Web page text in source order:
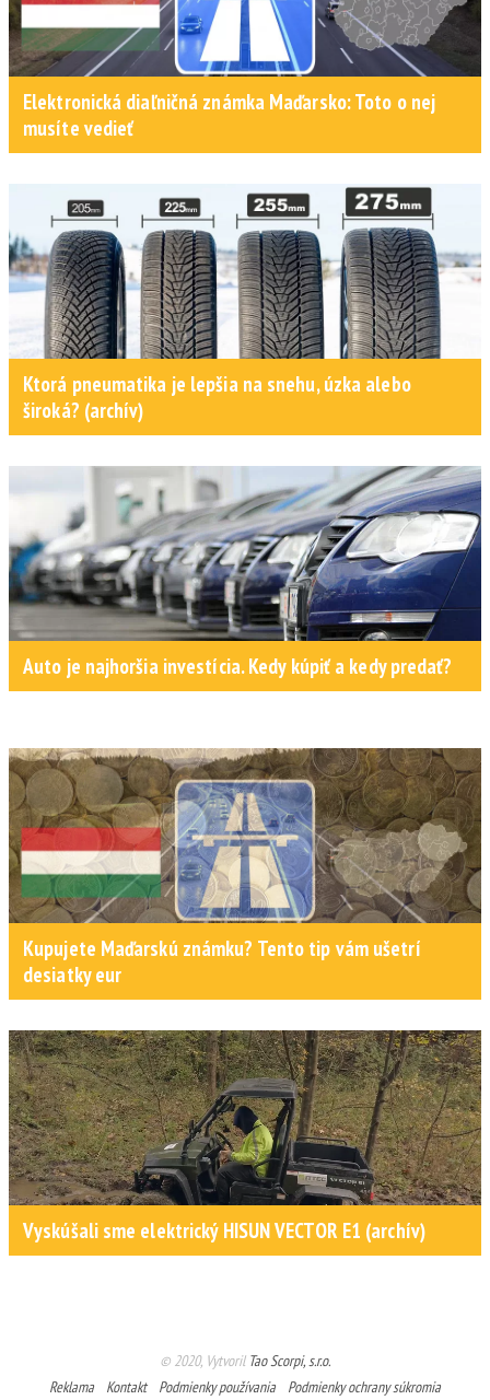
Elektronická diaľničná známka Maďarsko: Toto o nej
musíte vedieť
Ktorá pneumatika je lepšia na snehu, úzka alebo
široká? (archív)
Auto je najhoršia investícia. Kedy kúpiť a kedy predať?
Kupujete Maďarskú známku? Tento tip vám ušetrí
desiatky eur
Vyskúšali sme elektrický HISUN VECTOR E1 (archív)
© 2020, Vytvoril Tao Scorpi, s.r.o.
Reklama
Kontakt Podmienky používania Podmienky ochrany súkromia